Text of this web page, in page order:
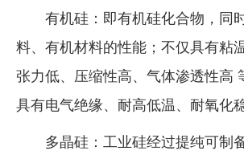
有机硅：即有机硅化合物，同
料、有机材料的性能；不仅具有粘
张力低、压缩性高、气体渗透性高
具有电气绝缘、耐高低温、耐氧化
多晶硅：工业硅经过提纯可制